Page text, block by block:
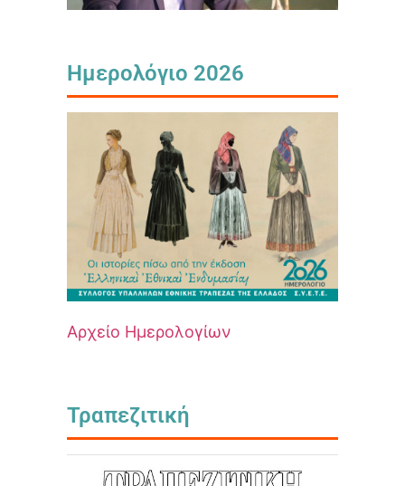
Ημερολόγιο 2026
Αρχείο Ημερολογίων
Τραπεζιτική